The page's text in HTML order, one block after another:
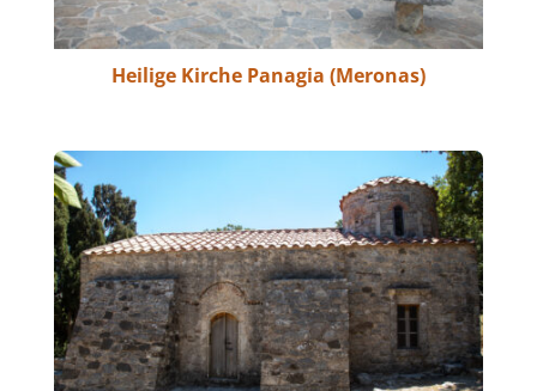
Heilige Kirche Panagia (Meronas)